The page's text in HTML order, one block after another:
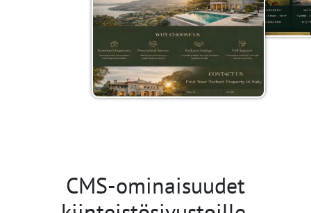
CMS-ominaisuudet